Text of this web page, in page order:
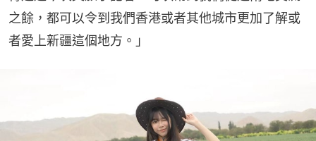
之餘，都可以令到我們香港或者其他城市更加了解或
者愛上新疆這個地方。」